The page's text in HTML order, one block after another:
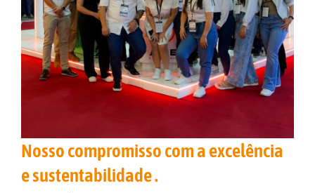
Nosso compromisso com a excelência
e sustentabilidade .